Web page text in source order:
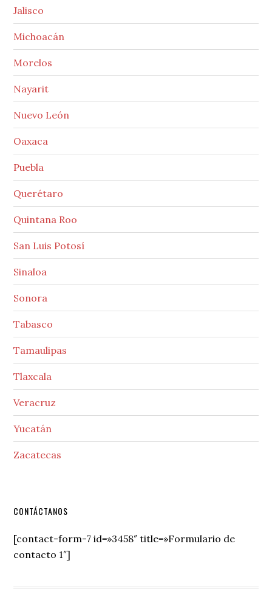
Jalisco
Michoacán
Morelos
Nayarit
Nuevo León
Oaxaca
Puebla
Querétaro
Quintana Roo
San Luis Potosí
Sinaloa
Sonora
Tabasco
Tamaulipas
Tlaxcala
Veracruz
Yucatán
Zacatecas
Secondary
Sidebar
CONTÁCTANOS
[contact-form-7 id=»3458″ title=»Formulario de
contacto 1″]